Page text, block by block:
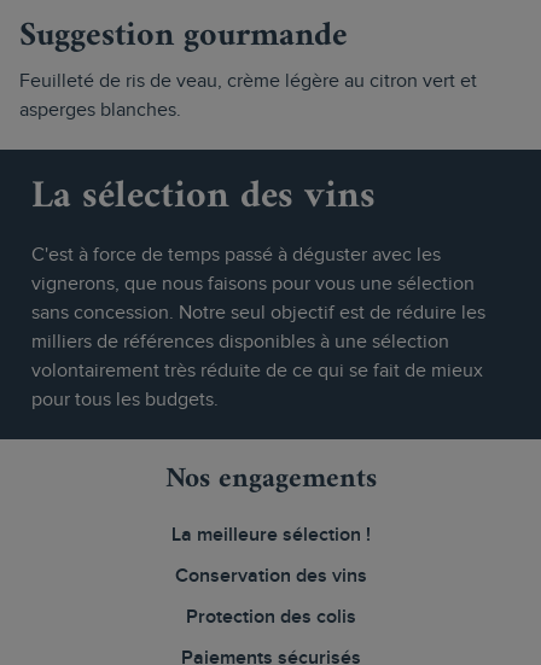
Suggestion gourmande
Feuilleté de ris de veau, crème légère au citron vert et
asperges blanches.
La sélection des vins
C'est à force de temps passé à déguster avec les
vignerons, que nous faisons pour vous une sélection
sans concession. Notre seul objectif est de réduire les
milliers de références disponibles à une sélection
volontairement très réduite de ce qui se fait de mieux
pour tous les budgets.
Nos engagements
La meilleure sélection !
Conservation des vins
Protection des colis
Paiements sécurisés